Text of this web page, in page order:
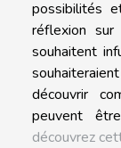
possibilités
réflexion
souhaitent
découvrir
peuvent
découvrez